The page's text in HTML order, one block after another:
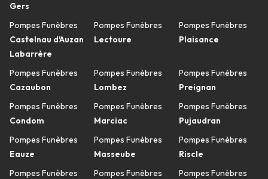
Gers
Pompes Funèbres
Castelnau d'Auzan
Labarrère
Pompes Funèbres
Cazaubon
Pompes Funèbres
Condom
Pompes Funèbres
Eauze
Pompes Funèbres
Pompes Funèbres
Lectoure
Pompes Funèbres
Lombez
Pompes Funèbres
Marciac
Pompes Funèbres
Masseube
Pompes Funèbres
Pompes Funèbres
Plaisance
Pompes Funèbres
Preignan
Pompes Funèbres
Pujaudran
Pompes Funèbres
Riscle
Pompes Funèbres